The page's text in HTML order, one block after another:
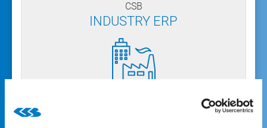
CSB
INDUSTRY ERP